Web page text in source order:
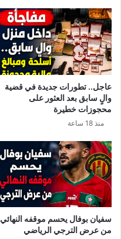
عاجل.. تطورات جديدة في قضية
والٍ سابق بعد العثور على
محجوزات خطيرة
منذ 18 ساعة
سفيان بوفال يحسم موقفه النهائي
من عرض الترجي الرياضي